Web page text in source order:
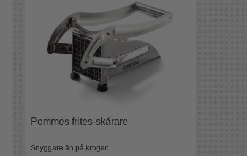
Pommes frites-skärare
Snyggare än på krogen